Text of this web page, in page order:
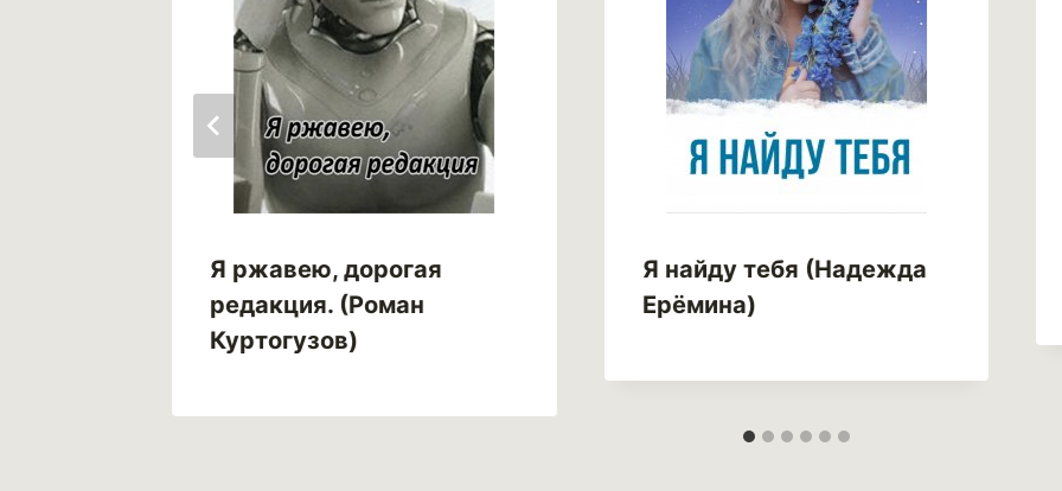
Я ржавею, дорогая
редакция. (Роман
Куртогузов)
Я найду тебя (Надежда
Ерёмина)